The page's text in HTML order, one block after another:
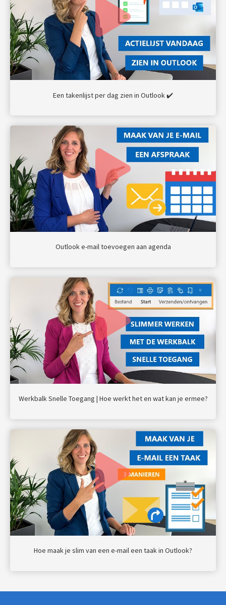
Een takenlijst per dag zien in Outlook ✔️
Outlook e-mail toevoegen aan agenda
Werkbalk Snelle Toegang | Hoe werkt het en wat kan je ermee?
Hoe maak je slim van een e-mail een taak in Outlook?